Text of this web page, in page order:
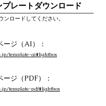
レートダウンロード
ンロードしてください。
ージ（AI）：
template-ai#lightbox
ジ（PDF）：
template-pdf#lightbox